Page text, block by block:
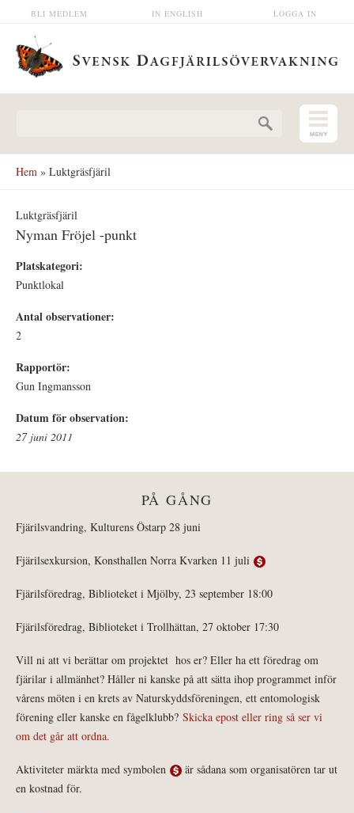
Hoppa till huvudinnehåll LOGGA IN
IN ENGLISH
BLI MEDLEM
Hem » Luktgräsfjäril
Luktgräsfjäril
Nyman Fröjel -punkt
Platskategori:
Punktlokal
Antal observationer:
2
Rapportör:
Gun Ingmansson
Datum för observation:
27 juni 2011
PÅ GÅNG
Fjärilsvandring, Kulturens Östarp 28 juni
Fjärilsexkursion, Konsthallen Norra Kvarken 11 juli
Fjärilsföredrag, Biblioteket i Mjölby, 23 september 18:00
Fjärilsföredrag, Biblioteket i Trollhättan, 27 oktober 17:30
Vill ni att vi berättar om projektet hos er? Eller ha ett föredrag om
fjärilar i allmänhet? Håller ni kanske på att sätta ihop programmet inför
vårens möten i en krets av Naturskyddsföreningen, ett entomologisk
förening eller kanske en fågelklubb? Skicka epost eller ring så ser vi
om det går att ordna.
Aktiviteter märkta med symbolen
är sådana som organisatören tar ut
en kostnad för.